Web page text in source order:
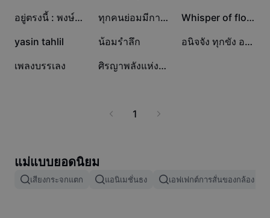
ผสานรูปภาพ
Dreamina Seedance 2.0 Launch
3.3K อยู่ตรงนี้ : พงษ์สิทธิ์ คำภีร์ 3K ทุกคนย่อมมีการสูญเสี 1.6K Whisper of flowers
241
yasin tahlil 240
น้อมรำลึก 146 อนิจจัง ทุกขัง อนัตตา
107
เพลงบรรเลง 66 ศิรญาพลังแห่งความดี
1
แม่แบบยอดนิยม
เสียงกระจกแตก แอนิเมชั่นธง เอฟเฟกต์การสั่นของกล้อง